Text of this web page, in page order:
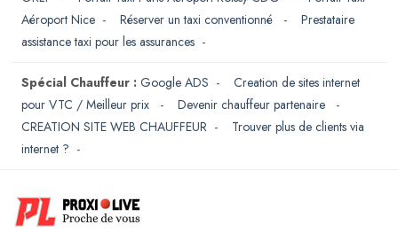
Aéroport Nice - Réserver un taxi conventionné - Prestataire
assistance taxi pour les assurances -
Spécial Chauffeur : Google ADS - Creation de sites internet
pour VTC / Meilleur prix
- Devenir chauffeur partenaire
-
CREATION SITE WEB CHAUFFEUR - Trouver plus de clients via
internet ? -